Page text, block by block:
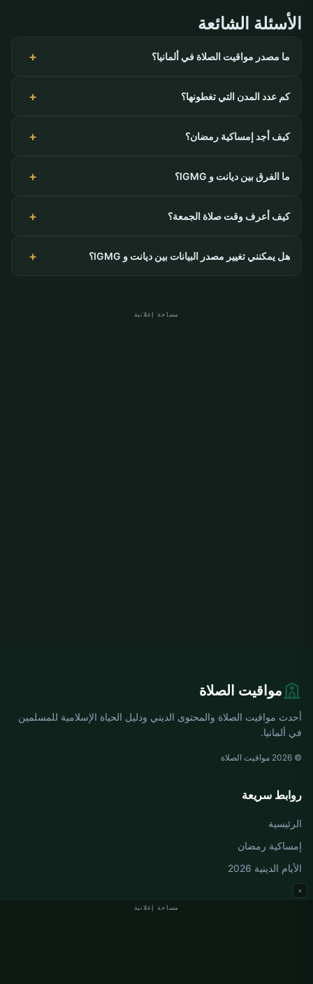
الأسئلة الشائعة
ما مصدر مواقيت الصلاة في ألمانيا؟
كم عدد المدن التي تغطونها؟
كيف أجد إمساكية رمضان؟
ما الفرق بين ديانت و IGMG؟
كيف أعرف وقت صلاة الجمعة؟
هل يمكنني تغيير مصدر البيانات بين ديانت و IGMG؟
مساحة إعلانية
مساحة إعلانية
×
مواقيت الصلاة
أحدث مواقيت الصلاة والمحتوى الديني ودليل الحياة الإسلامية للمسلمين
في ألمانيا.
© 2026 مواقيت الصلاة
روابط سريعة
الرئيسية
إمساكية رمضان
الأيام الدينية 2026